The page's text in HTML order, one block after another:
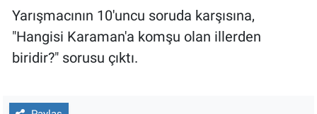
Yarışmacının 10'uncu soruda karşısına,
"Hangisi Karaman'a komşu olan illerden
biridir?" sorusu çıktı.